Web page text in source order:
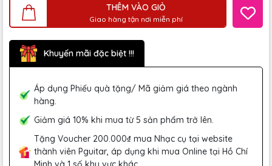
THÊM VÀO GIỎ
Giao hàng tận nơi miễn phí
Khuyến mãi đặc biệt !!!
Áp dụng Phiếu quà tặng/ Mã giảm giá theo ngành
hàng.
Giảm giá 10% khi mua từ 5 sản phẩm trở lên.
Tặng Voucher 200.000₫ mua Nhạc cụ tại website
thành viên Pguitar, áp dụng khi mua Online tại Hồ Chí